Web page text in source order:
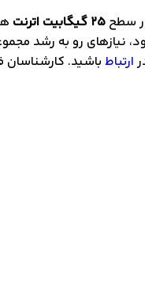
سطح 25 گیگابیت اترنت
نیازهای رو به رشد
ارتباط باشید. کارشناسان